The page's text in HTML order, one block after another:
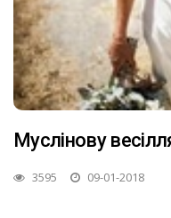
Муслінову
3595 09-01-2018